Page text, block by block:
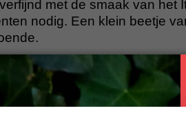
met de smaak van
nodig. Een klein beetje
voor betaalbaar